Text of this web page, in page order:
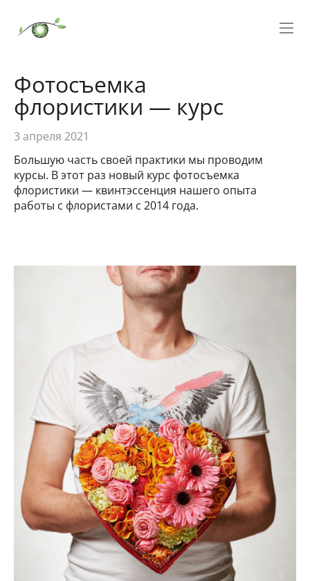
Фотосъемка
флористики — курс
3 апреля 2021
Большую часть своей практики мы проводим
курсы. В этот раз новый курс фотосъемка
флористики — квинтэссенция нашего опыта
работы с флористами с 2014 года.